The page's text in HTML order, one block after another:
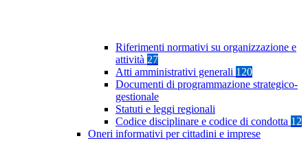
Riferimenti normativi su organizzazione e
attività 27
Atti amministrativi generali 120
Documenti di programmazione strategico-
gestionale
Statuti e leggi regionali
Codice disciplinare e codice di condotta 12
Oneri informativi per cittadini e imprese